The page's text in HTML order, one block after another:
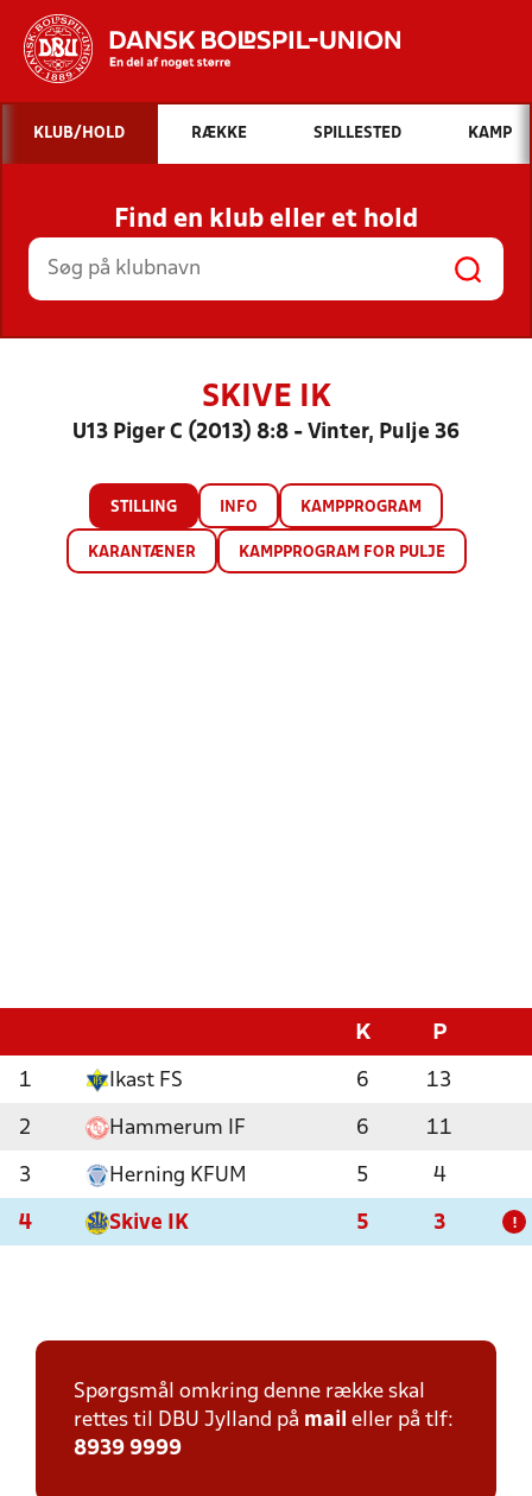
Hvad vil du søge efter?
INDHOLD OG NYHEDER
STILLINGER, RESULTATER, KLUBBER OG
HOLD
KLUB/HOLD RÆKKE SPILLESTED KAMP
Find en klub eller et hold
SKIVE IK
U13 Piger C (2013) 8:8 - Vinter, Pulje 36
STILLING INFO KAMPPROGRAM
KARANTÆNER KAMPPROGRAM FOR PULJE
K P
1 Ikast FS 6 13
2 Hammerum IF 6 11
3 Herning KFUM 5 4
4 Skive IK 5 3 !
Spørgsmål omkring denne række skal
rettes til DBU Jylland på mail eller på tlf:
8939 9999